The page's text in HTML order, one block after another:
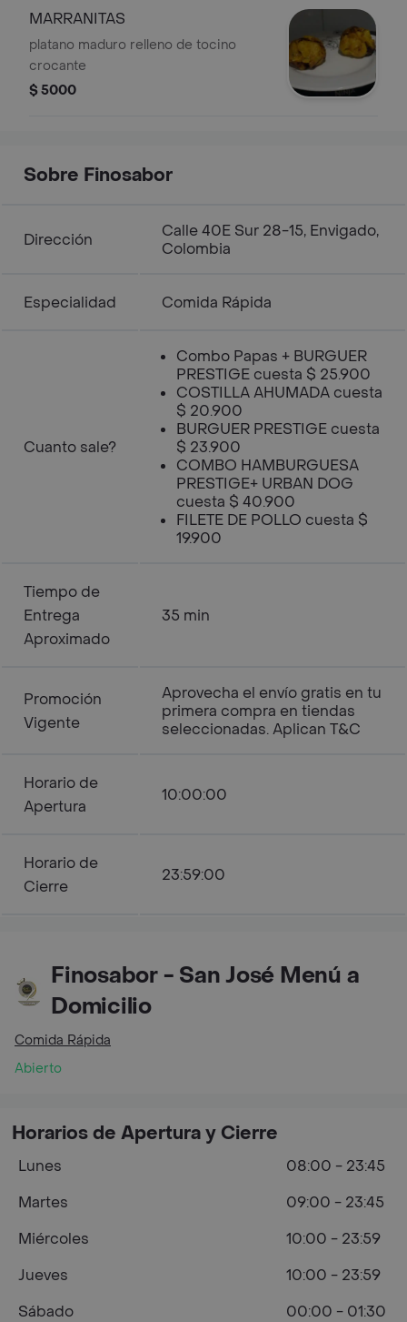
MARRANITAS
platano maduro relleno de tocino
crocante
$ 5000
Sobre Finosabor
Dirección
Calle 40E Sur 28-15, Envigado,
Colombia
Especialidad Comida Rápida
Cuanto sale?
Combo Papas + BURGUER
PRESTIGE cuesta $ 25.900
COSTILLA AHUMADA cuesta
$ 20.900
BURGUER PRESTIGE cuesta
$ 23.900
COMBO HAMBURGUESA
PRESTIGE+ URBAN DOG
cuesta $ 40.900
FILETE DE POLLO cuesta $
19.900
Tiempo de
Entrega
Aproximado
35 min
Promoción
Vigente
Aprovecha el envío gratis en tu
primera compra en tiendas
seleccionadas. Aplican T&C
Horario de
Apertura
10:00:00
Horario de
Cierre
23:59:00
Finosabor - San José Menú a
Domicilio
Comida Rápida
Abierto
Horarios de Apertura y Cierre
Lunes
08:00 - 23:45
Martes
09:00 - 23:45
Miércoles
10:00 - 23:59
Jueves
10:00 - 23:59
Sábado
00:00 - 01:30